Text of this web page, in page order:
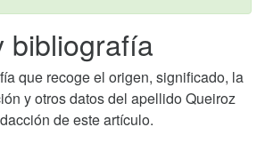
bibliografía
que recoge el origen, significado, la
y otros datos del apellido Queiroz
de este artículo.